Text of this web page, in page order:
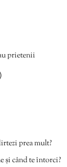
prietenii
prea mult?
și când te întorci?